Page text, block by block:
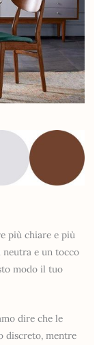
più chiare e più
neutra e un tocco
modo il tuo
dire che le
discreto, mentre